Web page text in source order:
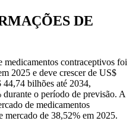
DE
contraceptivos foi
2025 e deve crescer de US$
bilhões até 2034,
o período de previsão. A
de medicamentos
mercado de 38,52% em 2025.